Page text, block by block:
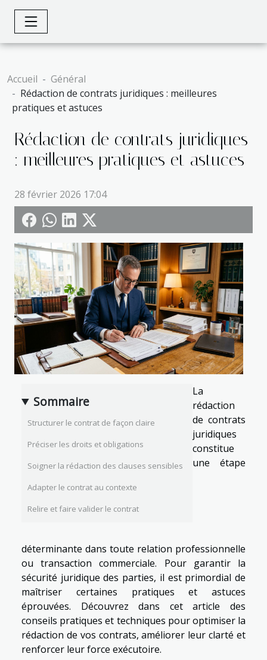
Accueil
Général
Rédaction de contrats juridiques : meilleures
pratiques et astuces
Rédaction de contrats juridiques
: meilleures pratiques et astuces
28 février 2026 17:04
Sommaire
Structurer le contrat de façon claire
Préciser les droits et obligations
Soigner la rédaction des clauses sensibles
Adapter le contrat au contexte
Relire et faire valider le contrat
La
rédaction
de contrats
juridiques
constitue
une étape
déterminante dans toute relation professionnelle
ou transaction commerciale. Pour garantir la
sécurité juridique des parties, il est primordial de
maîtriser certaines pratiques et astuces
éprouvées. Découvrez dans cet article des
conseils pratiques et techniques pour optimiser la
rédaction de vos contrats, améliorer leur clarté et
renforcer leur force exécutoire.